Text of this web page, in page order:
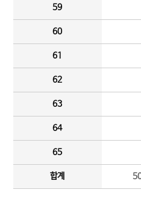
59
60
61
62
63
64
65
합계